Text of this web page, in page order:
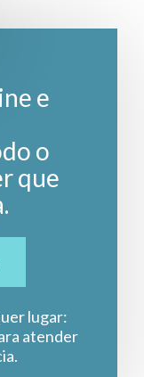
e
o
que
lugar:
atender